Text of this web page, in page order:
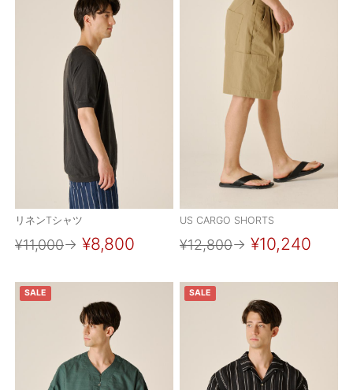
リネンTシャツ
¥11,000→ ¥8,800
US CARGO SHORTS
¥12,800→ ¥10,240
SALE SALE